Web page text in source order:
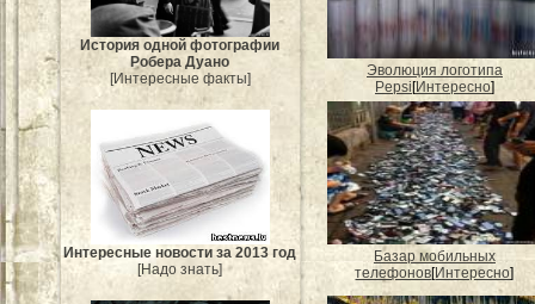
История одной фотографии
Робера Дуано
[Интересные факты]
Интересные новости за 2013 год
[Надо знать]
Эволюция логотипа
Pepsi [Интересно]
Базар мобильных
телефонов[Интересно]